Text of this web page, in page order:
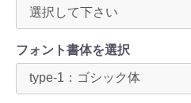
フォント書体を選択